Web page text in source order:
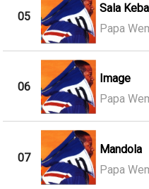
05
Sala
Papa
06
Image
Papa
07
Mandola
Papa